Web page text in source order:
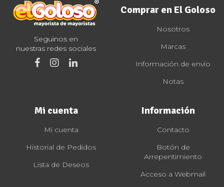
Seguinos en
nuestras redes sociales
Comprar en El Goloso
Nosotros
Marcas
Información de envío
Notas
Mi cuenta
Mi cuenta
Historial de Pedidos
Lista de Deseos
Información
Contacto
Botón de
Arrepentimiento
Acceso a Webmail